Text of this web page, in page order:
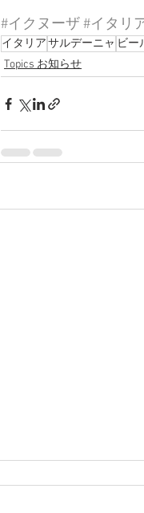
#イクヌーザ #イタリ
イタリアサルデーニャ ビー
Topics お知らせ